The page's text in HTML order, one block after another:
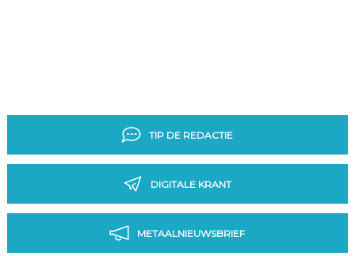
TIP DE REDACTIE
DIGITALE KRANT
METAALNIEUWSBRIEF